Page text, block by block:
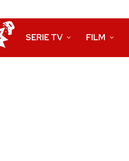
SERIE TV FILM